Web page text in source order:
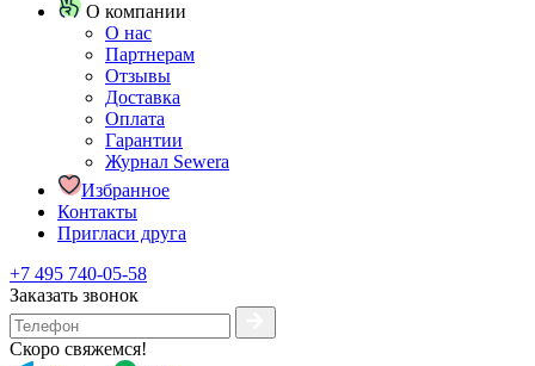
О компании
О нас
Партнерам
Отзывы
Доставка
Оплата
Гарантии
Журнал Sewera
Избранное
Контакты
Пригласи друга
+7 495 740-05-58
Заказать звонок
Скоро свяжемся!